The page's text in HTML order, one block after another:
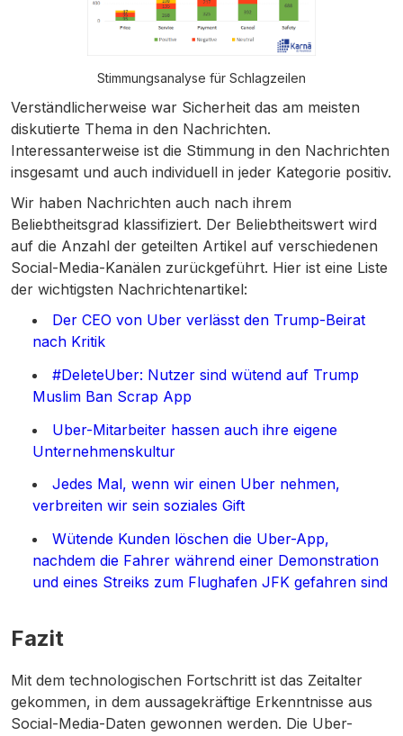
Stimmungsanalyse für Schlagzeilen
Verständlicherweise war Sicherheit das am meisten
diskutierte Thema in den Nachrichten.
Interessanterweise ist die Stimmung in den Nachrichten
insgesamt und auch individuell in jeder Kategorie positiv.
Wir haben Nachrichten auch nach ihrem
Beliebtheitsgrad klassifiziert. Der Beliebtheitswert wird
auf die Anzahl der geteilten Artikel auf verschiedenen
Social-Media-Kanälen zurückgeführt. Hier ist eine Liste
der wichtigsten Nachrichtenartikel:
Der CEO von Uber verlässt den Trump-Beirat
nach Kritik
#DeleteUber: Nutzer sind wütend auf Trump
Muslim Ban Scrap App
Uber-Mitarbeiter hassen auch ihre eigene
Unternehmenskultur
Jedes Mal, wenn wir einen Uber nehmen,
verbreiten wir sein soziales Gift
Wütende Kunden löschen die Uber-App,
nachdem die Fahrer während einer Demonstration
und eines Streiks zum Flughafen JFK gefahren sind
Fazit
Mit dem technologischen Fortschritt ist das Zeitalter
gekommen, in dem aussagekräftige Erkenntnisse aus
Social-Media-Daten gewonnen werden. Die Uber-